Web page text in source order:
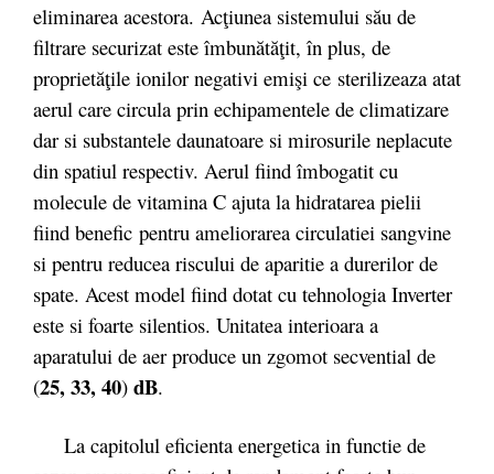
eliminarea acestora. Acţiunea sistemului său de
filtrare securizat este îmbunătăţit, în plus, de
proprietăţile ionilor negativi emişi ce sterilizeaza atat
aerul care circula prin echipamentele de climatizare
dar si substantele daunatoare si mirosurile neplacute
din spatiul respectiv. Aerul fiind îmbogatit cu
molecule de vitamina C ajuta la hidratarea pielii
fiind benefic pentru ameliorarea circulatiei sangvine
si pentru reducea riscului de aparitie a durerilor de
spate. Acest model fiind dotat cu tehnologia Inverter
este si foarte silentios. Unitatea interioara a
aparatului de aer produce un zgomot secvential de
(25, 33, 40) dB.
La capitolul eficienta energetica in functie de